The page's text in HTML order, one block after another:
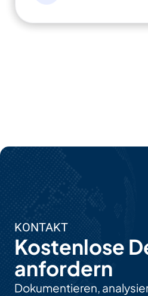
KONTAKT
Kostenlose
anfordern
Dokumentieren,